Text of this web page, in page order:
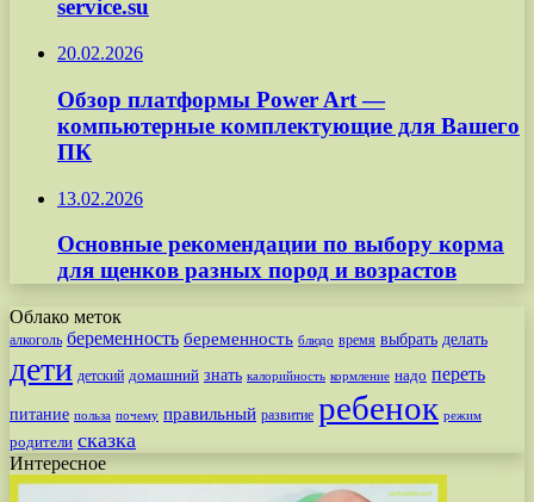
service.su
20.02.2026
Обзор платформы Power Art —
компьютерные комплектующие для Вашего
ПК
13.02.2026
Основные рекомендации по выбору корма
для щенков разных пород и возрастов
Облако меток
алкоголь беременность беременность блюдо время выбрать делать
дети детский домашний знать калорийность кормление надо переть
питание польза почему правильный развитие ребенок режим
родители сказка
Интересное